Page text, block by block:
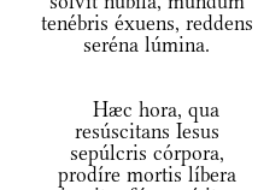
tenébris éxuens, reddens
seréna lúmina.
Hæc hora, qua
resúscitans Iesus
sepúlcris córpora,
prodíre mortis líbera